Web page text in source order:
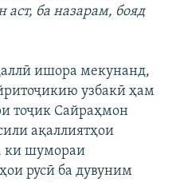
ба назарам, бояд
ишора мекунанд,
узбакӣ ҳам
тоҷик Сайраҳмон
ақаллиятҳои
ки шумораи
русӣ ба дувуним